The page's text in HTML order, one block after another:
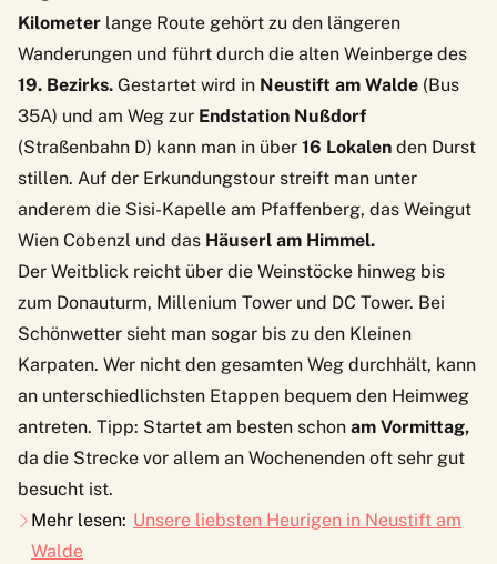
Kilometer lange Route gehört zu den längeren
Wanderungen und führt durch die alten Weinberge des
19. Bezirks. Gestartet wird in Neustift am Walde (Bus
35A) und am Weg zur Endstation Nußdorf
(Straßenbahn D) kann man in über 16 Lokalen den Durst
stillen. Auf der Erkundungstour streift man unter
anderem die Sisi-Kapelle am Pfaffenberg, das Weingut
Wien Cobenzl und das Häuserl am Himmel.
Der Weitblick reicht über die Weinstöcke hinweg bis
zum Donauturm, Millenium Tower und DC Tower. Bei
Schönwetter sieht man sogar bis zu den Kleinen
Karpaten. Wer nicht den gesamten Weg durchhält, kann
an unterschiedlichsten Etappen bequem den Heimweg
antreten. Tipp: Startet am besten schon am Vormittag,
da die Strecke vor allem an Wochenenden oft sehr gut
besucht ist.
Mehr lesen: Unsere liebsten Heurigen in Neustift am
Walde